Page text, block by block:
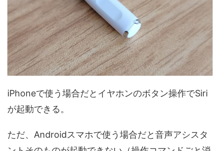
iPhoneで使う場合だとイヤホンのボタン操作でSiri
が起動できる。
ただ、Androidスマホで使う場合だと音声アシスタ